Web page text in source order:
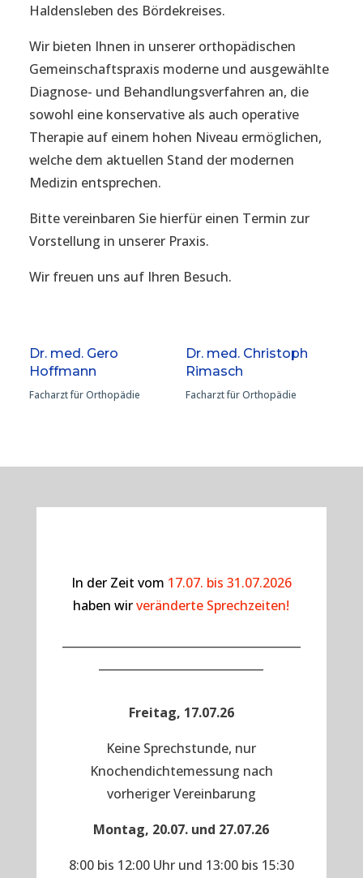
Haldensleben des Bördekreises.
Wir bieten Ihnen in unserer orthopädischen
Gemeinschaftspraxis moderne und ausgewählte
Diagnose- und Behandlungsverfahren an, die
sowohl eine konservative als auch operative
Therapie auf einem hohen Niveau ermöglichen,
welche dem aktuellen Stand der modernen
Medizin entsprechen.
Bitte vereinbaren Sie hierfür einen Termin zur
Vorstellung in unserer Praxis.
Wir freuen uns auf Ihren Besuch.
Dr. med. Gero
Hoffmann
Facharzt für Orthopädie
Dr. med. Christoph
Rimasch
Facharzt für Orthopädie
In der Zeit vom 17.07. bis 31.07.2026
haben wirveränderte Sprechzeiten!
Freitag, 17.07.26
Keine Sprechstunde, nur
Knochendichtemessung nach
vorheriger Vereinbarung
Montag, 20.07. und 27.07.26
8:00 bis 12:00 Uhr und 13:00 bis 15:30